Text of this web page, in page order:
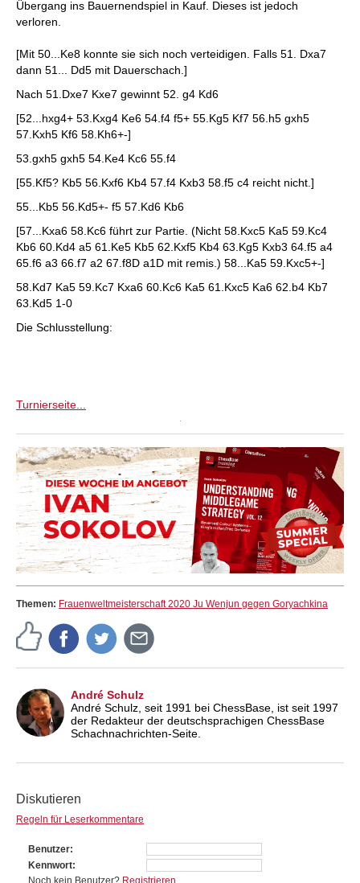
Übergang ins Bauernendspiel in Kauf. Dieses ist jedoch
verloren.
[Mit 50...Ke8 konnte sie sich noch verteidigen. Falls 51. Dxa7
dann 51... Dd5 mit Dauerschach.]
Nach 51.Dxe7 Kxe7 gewinnt 52. g4 Kd6
[52...hxg4+ 53.Kxg4 Ke6 54.f4 f5+ 55.Kg5 Kf7 56.h5 gxh5
57.Kxh5 Kf6 58.Kh6+-]
53.gxh5 gxh5 54.Ke4 Kc6 55.f4
[55.Kf5? Kb5 56.Kxf6 Kb4 57.f4 Kxb3 58.f5 c4 reicht nicht.]
55...Kb5 56.Kd5+- f5 57.Kd6 Kb6
[57...Kxa6 58.Kc6 führt zur Partie. (Nicht 58.Kxc5 Ka5 59.Kc4
Kb6 60.Kd4 a5 61.Ke5 Kb5 62.Kxf5 Kb4 63.Kg5 Kxb3 64.f5 a4
65.f6 a3 66.f7 a2 67.f8D a1D mit remis.) 58...Ka5 59.Kxc5+-]
58.Kd7 Ka5 59.Kc7 Kxa6 60.Kc6 Ka5 61.Kxc5 Ka6 62.b4 Kb7
63.Kd5 1-0
Die Schlusstellung:
Turnierseite...
Themen: Frauenweltmeisterschaft 2020 Ju Wenjun gegen Goryachkina
André Schulz
André Schulz, seit 1991 bei ChessBase, ist seit 1997
der Redakteur der deutschsprachigen ChessBase
Schachnachrichten-Seite.
Diskutieren
Regeln für Leserkommentare
Benutzer
Kennwort
Noch kein Benutzer? Registrieren